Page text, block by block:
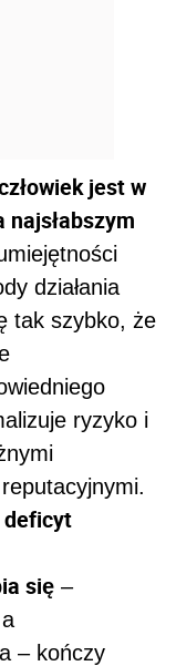
jest w
działania
tak szybko, że
ryzyko i
deficyt
się –
– kończy